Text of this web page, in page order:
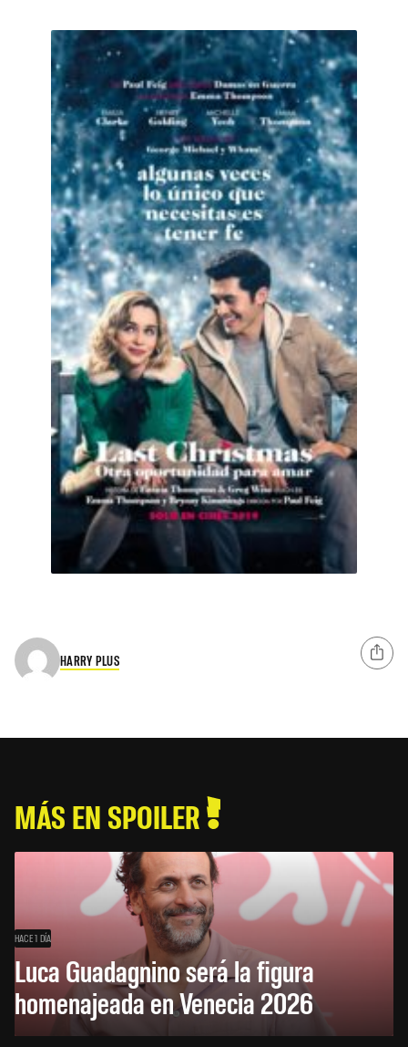
HARRY PLUS
MÁS EN SPOILER
HACE 1 DÍA
Luca Guadagnino será la figura
homenajeada en Venecia 2026